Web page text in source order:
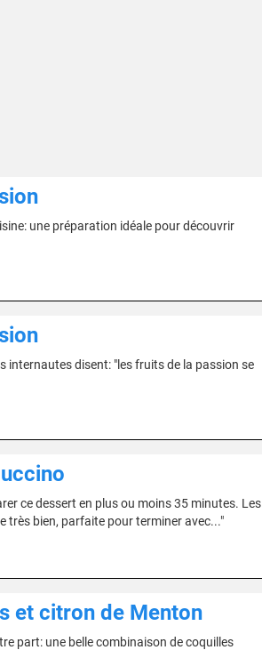
une préparation idéale pour découvrir
internautes disent: "les fruits de la passion se
ce dessert en plus ou moins 35 minutes. Les
très bien, parfaite pour terminer avec..."
et citron de Menton
part: une belle combinaison de coquilles